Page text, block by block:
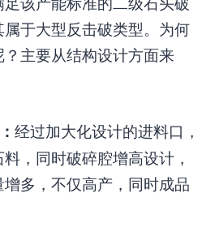
于大型反击破类型。为何
主要从结构设计方面来
经过加大化设计的进料口，
，同时破碎腔增高设计，
多，不仅高产，同时成品